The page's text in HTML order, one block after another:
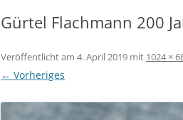
Gürtel Flachmann 200
Veröffentlicht am 4. April 2019 mit 1024 ×
← Vorheriges